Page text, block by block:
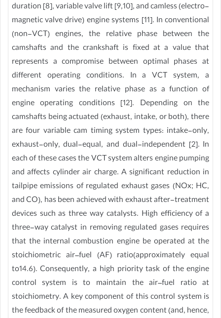
duration [8], variable valve lift [9,10], and camless (electro-
magnetic valve drive) engine systems [11]. In conventional
(non-VCT) engines, the relative phase between the
camshafts and the crankshaft is fixed at a value that
represents a compromise between optimal phases at
different operating conditions. In a VCT system, a
mechanism varies the relative phase as a function of
engine operating conditions [12]. Depending on the
camshafts being actuated (exhaust, intake, or both), there
are four variable cam timing system types: intake-only,
exhaust-only, dual-equal, and dual-independent [2]. In
each of these cases the VCT system alters engine pumping
and affects cylinder air charge. A significant reduction in
tailpipe emissions of regulated exhaust gases (NOx; HC,
and CO), has been achieved with exhaust after-treatment
devices such as three way catalysts. High efficiency of a
three-way catalyst in removing regulated gases requires
that the internal combustion engine be operated at the
stoichiometric air–fuel (AF) ratio(approximately equal
to14.6). Consequently, a high priority task of the engine
control system is to maintain the air–fuel ratio at
stoichiometry. A key component of this control system is
the feedback of the measured oxygen content (and, hence,